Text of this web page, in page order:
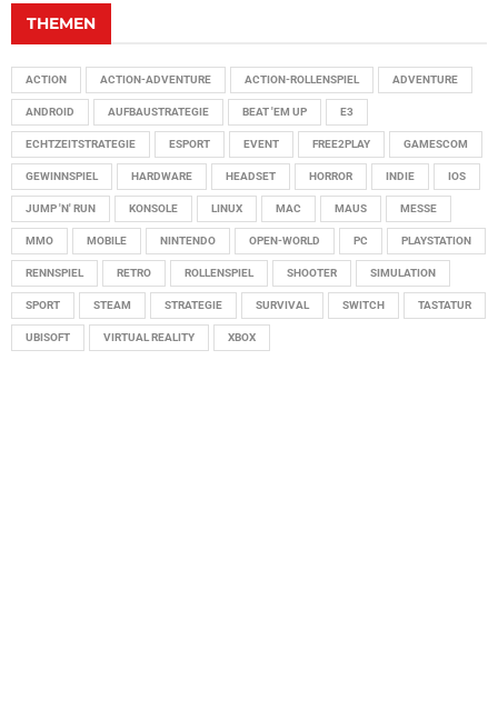
THEMEN
ACTION ACTION-ADVENTURE ACTION-ROLLENSPIEL ADVENTURE
ANDROID AUFBAUSTRATEGIE BEAT 'EM UP E3
ECHTZEITSTRATEGIE ESPORT EVENT FREE2PLAY GAMESCOM
GEWINNSPIEL HARDWARE HEADSET HORROR INDIE IOS
JUMP 'N' RUN KONSOLE LINUX MAC MAUS MESSE
MMO MOBILE NINTENDO OPEN-WORLD PC PLAYSTATION
RENNSPIEL RETRO ROLLENSPIEL SHOOTER SIMULATION
SPORT STEAM STRATEGIE SURVIVAL SWITCH TASTATUR
UBISOFT VIRTUAL REALITY XBOX